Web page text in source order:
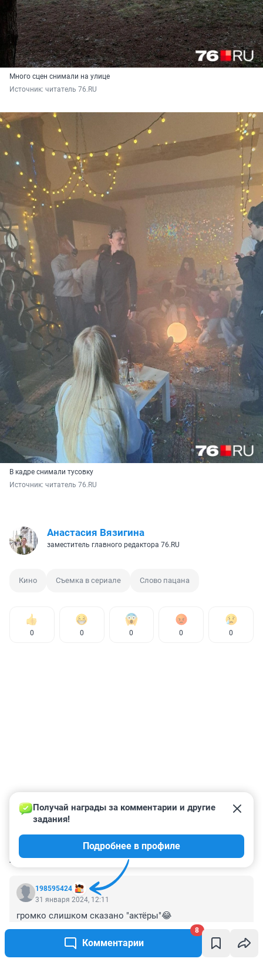
Комментарии
8
Много сцен снимали на улице
Источник: читатель 76.RU
В кадре снимали тусовку
Источник: читатель 76.RU
Анастасия Вязигина
заместитель главного редактора 76.RU
Кино Съемка в сериале Слово пацана
0 0 0 0 0
КОММЕНТАРИИ 8
198595424
Получай награды за комментарии и другие
задания!
Подробнее в профиле
31 января 2024, 12:11
громко слишком сказано "актёры"😂
+0
Гость